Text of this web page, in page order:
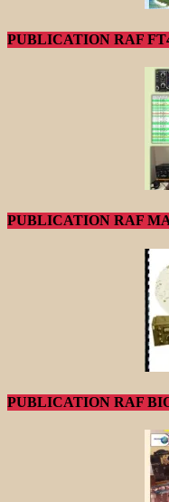
PUBLICATION RAF
PUBLICATION RAF
PUBLICATION RAF